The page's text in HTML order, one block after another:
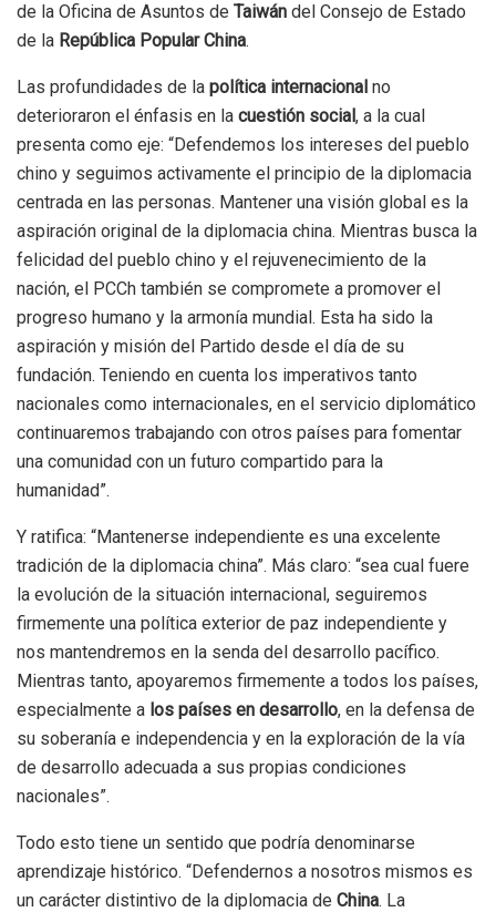
de la Oficina de Asuntos de Taiwán del Consejo de Estado
de la República Popular China.
Las profundidades de la política internacional no
deterioraron el énfasis en la cuestión social, a la cual
presenta como eje: “Defendemos los intereses del pueblo
chino y seguimos activamente el principio de la diplomacia
centrada en las personas. Mantener una visión global es la
aspiración original de la diplomacia china. Mientras busca la
felicidad del pueblo chino y el rejuvenecimiento de la
nación, el PCCh también se compromete a promover el
progreso humano y la armonía mundial. Esta ha sido la
aspiración y misión del Partido desde el día de su
fundación. Teniendo en cuenta los imperativos tanto
nacionales como internacionales, en el servicio diplomático
continuaremos trabajando con otros países para fomentar
una comunidad con un futuro compartido para la
humanidad”.
Y ratifica: “Mantenerse independiente es una excelente
tradición de la diplomacia china”. Más claro: “sea cual fuere
la evolución de la situación internacional, seguiremos
firmemente una política exterior de paz independiente y
nos mantendremos en la senda del desarrollo pacífico.
Mientras tanto, apoyaremos firmemente a todos los países,
especialmente a los países en desarrollo, en la defensa de
su soberanía e independencia y en la exploración de la vía
de desarrollo adecuada a sus propias condiciones
nacionales”.
Todo esto tiene un sentido que podría denominarse
aprendizaje histórico. “Defendernos a nosotros mismos es
un carácter distintivo de la diplomacia de China. La